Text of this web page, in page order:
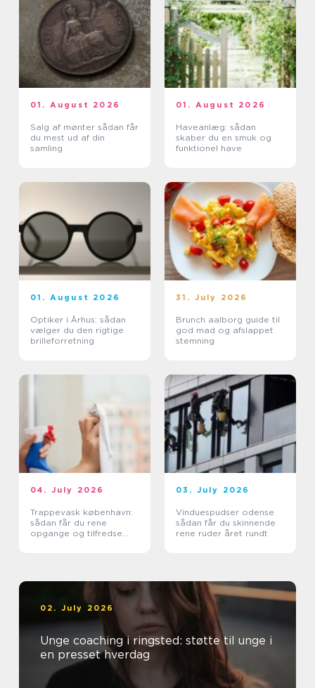
01. August 2026
Salg af mønter sådan får
du mest ud af din
samling
01. August 2026
Haveanlæg: sådan
skaber du en smuk og
funktionel have
01. August 2026
Optiker i Århus: sådan
vælger du den rigtige
brilleforretning
31. July 2026
Brunch aalborg guide til
god mad og afslappet
stemning
04. July 2026
Trappevask københavn:
sådan får du rene
opgange og tilfredse
03. July 2026
Vinduespudser odense
sådan får du skinnende
rene ruder året rundt
02. July 2026
Unge coaching i ringsted: støtte til unge i
en presset hverdag